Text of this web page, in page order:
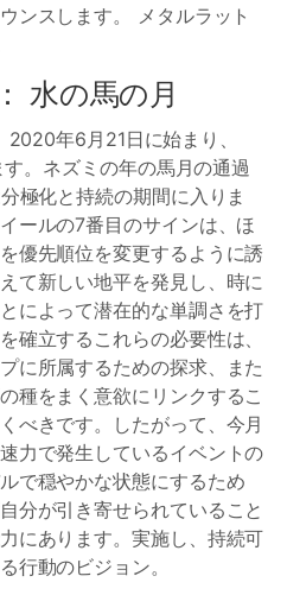
ンスします。 メタルラット
水の馬の月
年6月21日に始まり、
。ネズミの年の馬月の通過
極化と持続の期間に入りま
ールの7番目のサインは、ほ
優先順位を変更するように誘
て新しい地平を発見し、時に
によって潜在的な単調さを打
確立するこれらの必要性は、
に所属するための探求、また
種をまく意欲にリンクするこ
べきです。したがって、今月
力で発生しているイベントの
で穏やかな状態にするため
分が引き寄せられていること
にあります。実施し、持続可
行動のビジョン。